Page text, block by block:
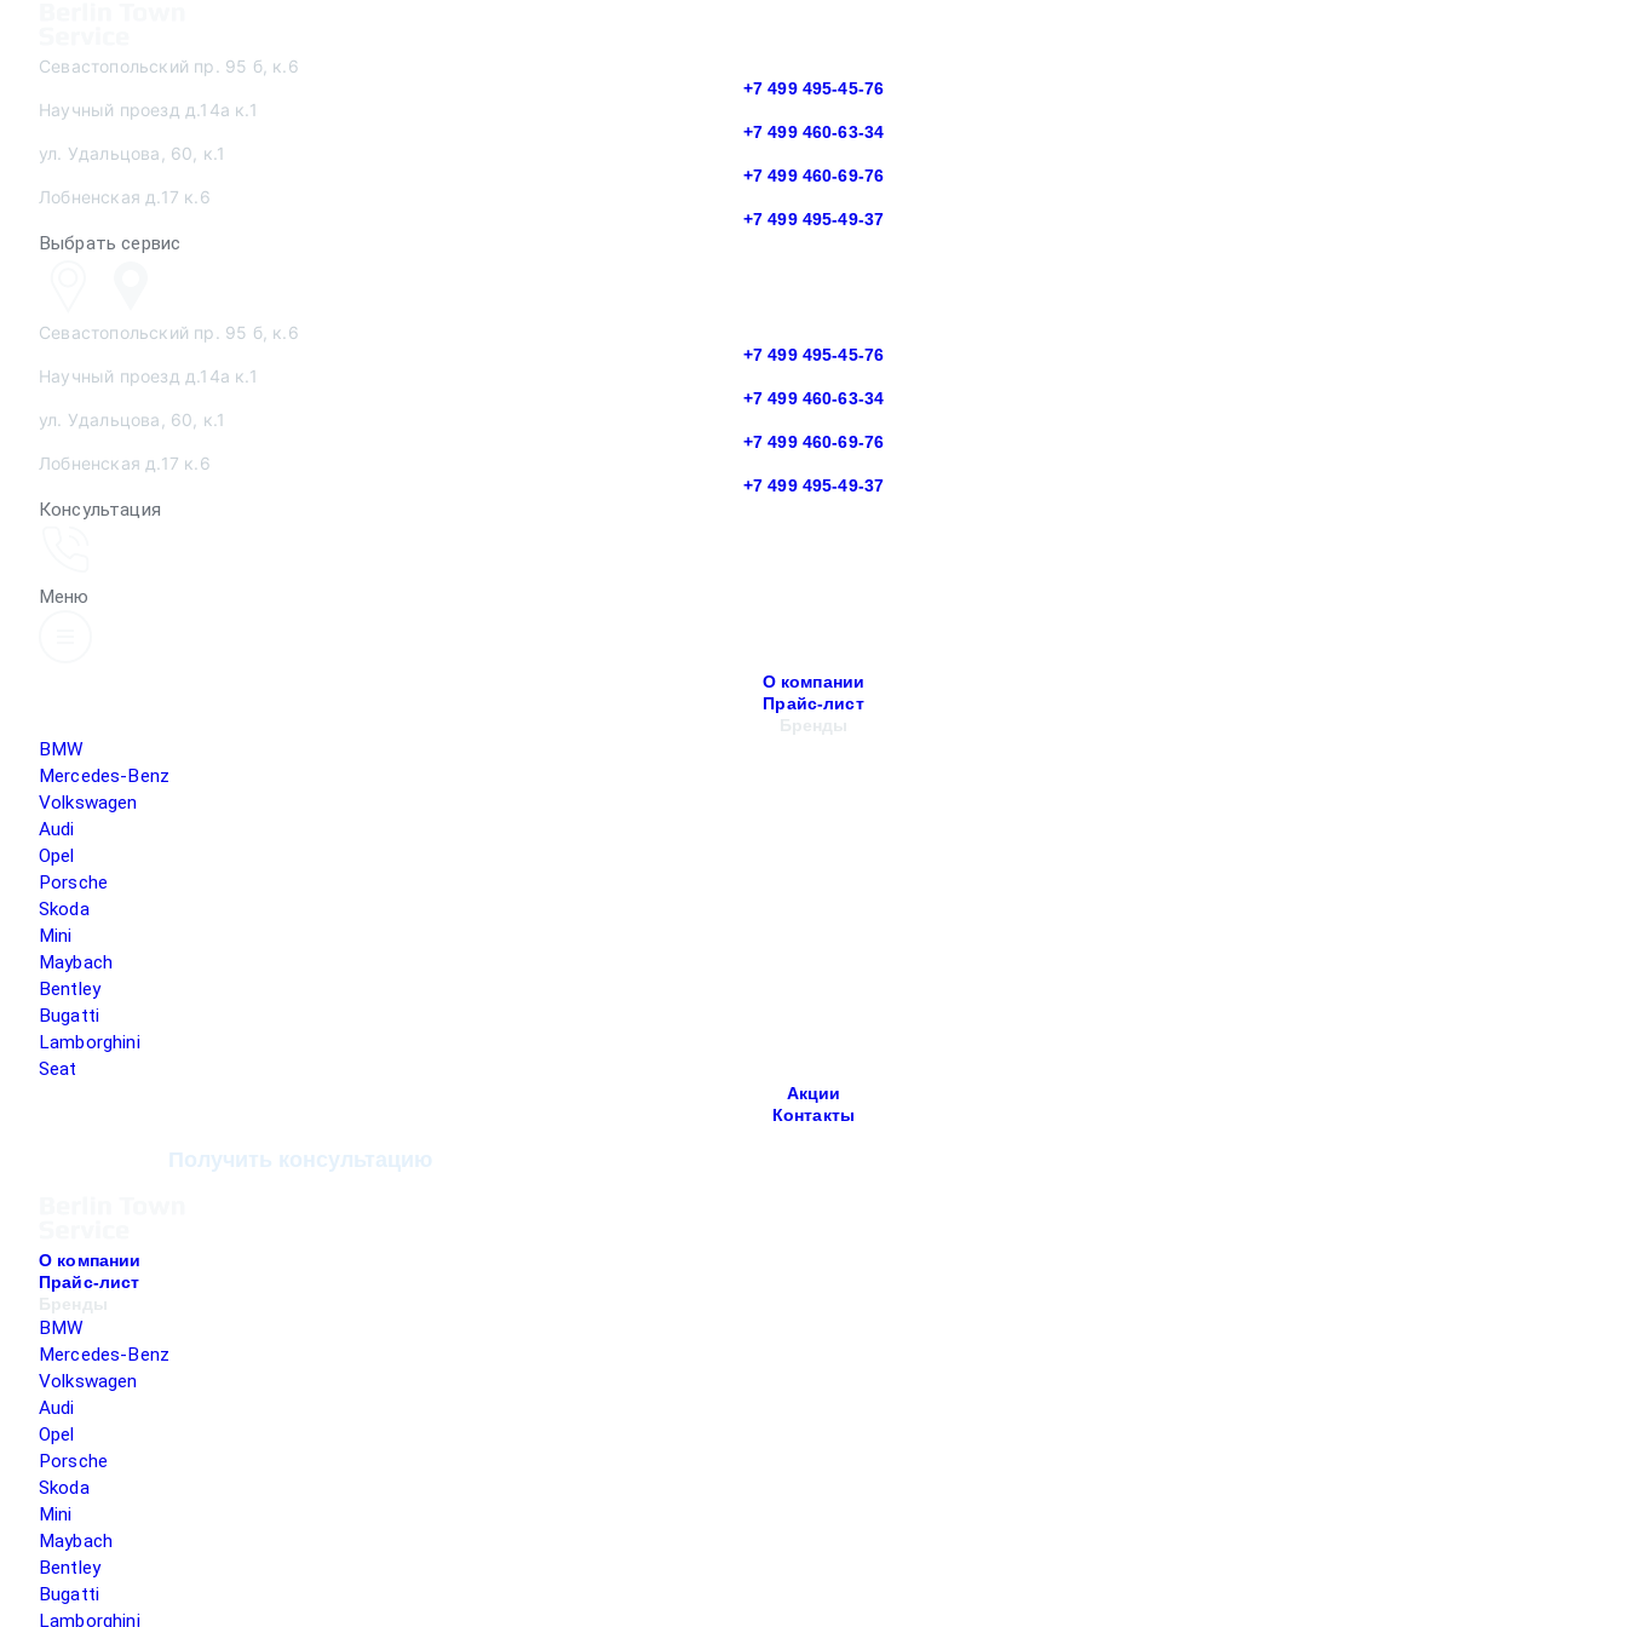
Севастопольский пр. 95 б, к.6
+7 499 495-45-76
Научный проезд д.14а к.1
+7 499 460-63-34
ул. Удальцова, 60, к.1
+7 499 460-69-76
Лобненская д.17 к.6
+7 499 495-49-37
Выбрать сервис
Севастопольский пр. 95 б, к.6
+7 499 495-45-76
Научный проезд д.14а к.1
+7 499 460-63-34
ул. Удальцова, 60, к.1
+7 499 460-69-76
Лобненская д.17 к.6
+7 499 495-49-37
Консультация
Меню
О компании
Прайс-лист
Бренды
BMW
Mercedes-Benz
Volkswagen
Audi
Opel
Porsche
Skoda
Mini
Maybach
Bentley
Bugatti
Lamborghini
Seat
Акции
Контакты
Получить консультацию
О компании
Прайс-лист
Бренды
BMW
Mercedes-Benz
Volkswagen
Audi
Opel
Porsche
Skoda
Mini
Maybach
Bentley
Bugatti
Lamborghini